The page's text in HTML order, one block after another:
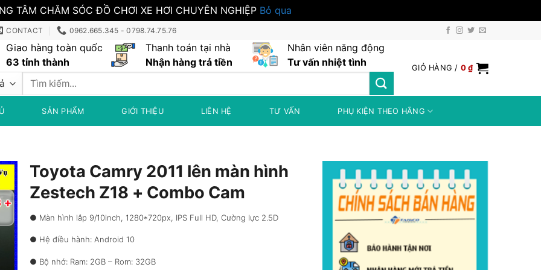
TÂM CHĂM SÓC ĐỒ CHƠI XE HƠI CHUYÊN NGHIỆP Bỏ qua
CONTACT 0962.665.345 - 0798.74.75.76
Giao hàng toàn quốc
63 tỉnh thành
Thanh toán tại nhà
Nhận hàng trả tiền
Nhân viên năng động
Tư vấn nhiệt tình
Tìm
GIỎ HÀNG / 0₫
SẢN PHẨM GIỚI THIỆU LIÊN HỆ TƯ VẤN PHỤ KIỆN THEO HÃNG
Toyota Camry 2011 lên màn hình
Zestech Z18 + Combo Cam
● Màn hình lắp 9/10inch, 1280*720px, IPS Full HD, Cường lực 2.5D
● Hệ điều hành: Android 10
● Bộ nhớ: Ram: 2GB – Rom: 32GB